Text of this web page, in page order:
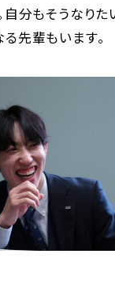
自分もそうなりた
先輩もいます。